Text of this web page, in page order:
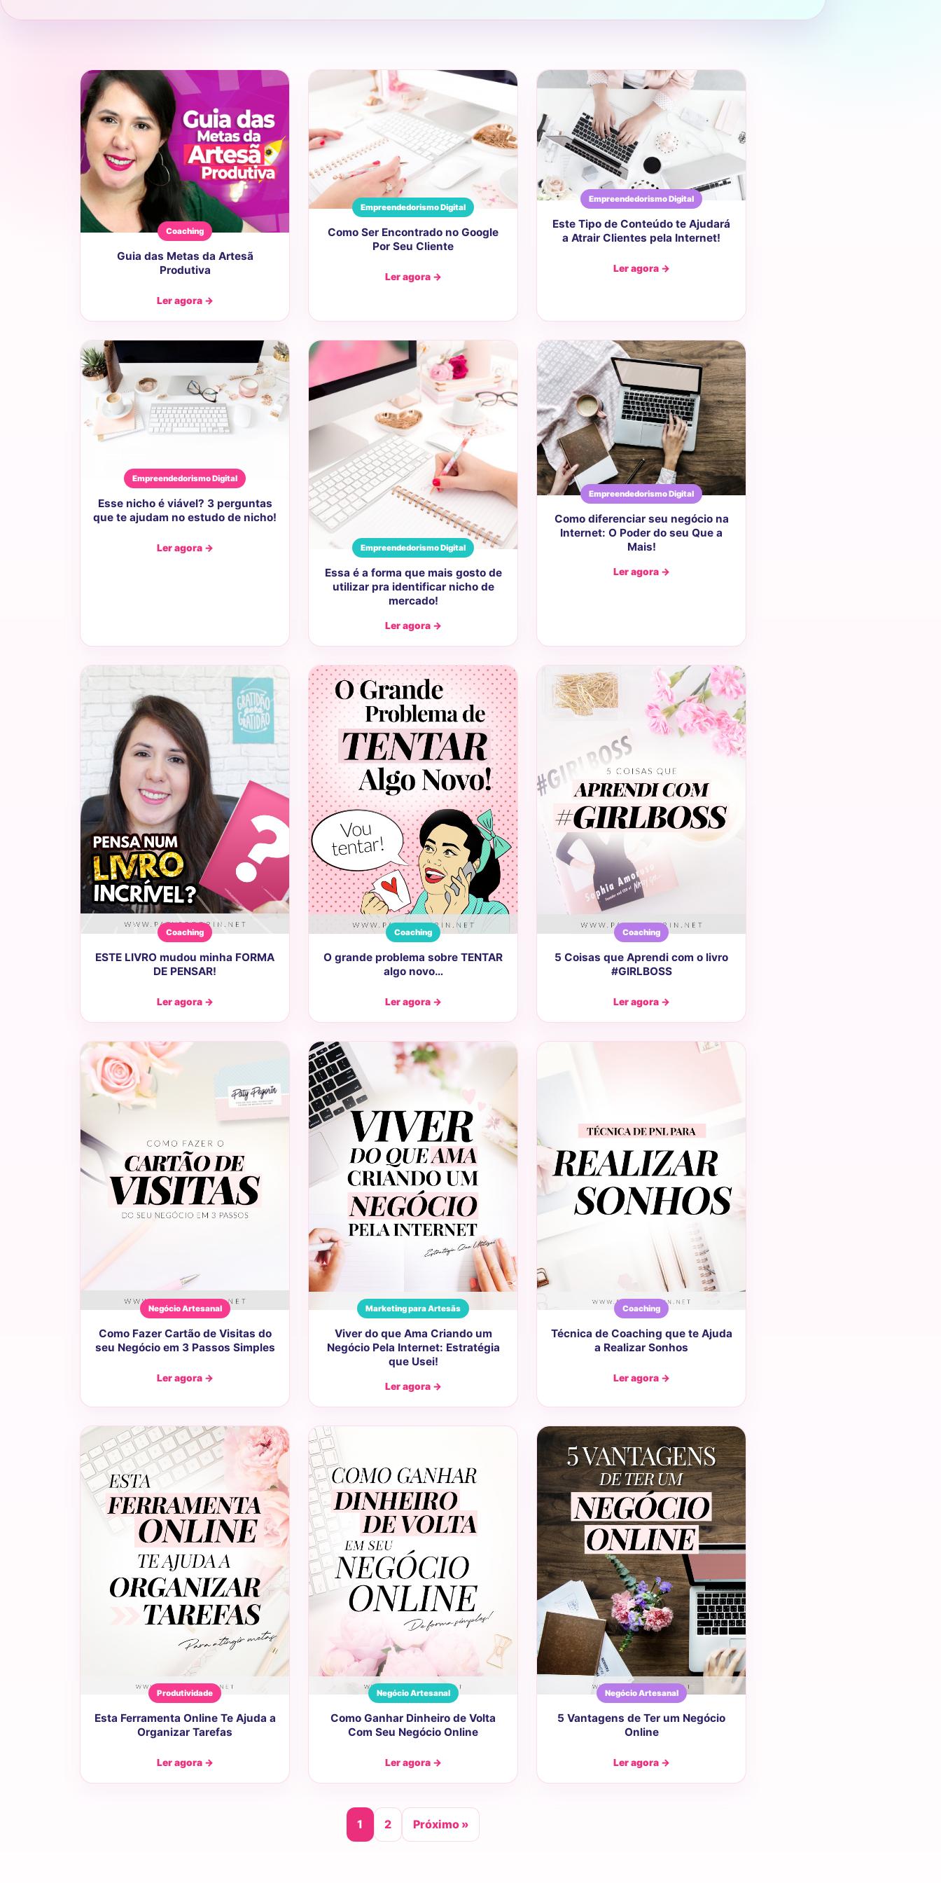
Coaching
Guia das Metas da Artesã
Produtiva
Ler agora →
Empreendedorismo Digital
Como Ser Encontrado no Google
Por Seu Cliente
Ler agora →
Empreendedorismo Digital
Este Tipo de Conteúdo te Ajudará
a Atrair Clientes pela Internet!
Ler agora →
Empreendedorismo Digital
Esse nicho é viável? 3 perguntas
que te ajudam no estudo de nicho!
Ler agora → Empreendedorismo Digital
Essa é a forma que mais gosto de
utilizar pra identificar nicho de
mercado!
Ler agora →
Empreendedorismo Digital
Como diferenciar seu negócio na
Internet: O Poder do seu Que a
Mais!
Ler agora →
Coaching
ESTE LIVRO mudou minha FORMA
DE PENSAR!
Ler agora →
Coaching
O grande problema sobre TENTAR
algo novo…
Ler agora →
Coaching
5 Coisas que Aprendi com o livro
#GIRLBOSS
Ler agora →
Negócio Artesanal
Como Fazer Cartão de Visitas do
seu Negócio em 3 Passos Simples
Ler agora →
Marketing para Artesãs
Viver do que Ama Criando um
Negócio Pela Internet: Estratégia
que Usei!
Ler agora →
Coaching
Técnica de Coaching que te Ajuda
a Realizar Sonhos
Ler agora →
Produtividade
Esta Ferramenta Online Te Ajuda a
Organizar Tarefas
Ler agora →
Negócio Artesanal
Como Ganhar Dinheiro de Volta
Com Seu Negócio Online
Ler agora →
Negócio Artesanal
5 Vantagens de Ter um Negócio
Online
Ler agora →
1 2 Próximo »